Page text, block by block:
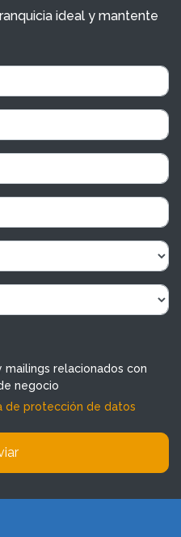
ideal y mantente
relacionados con
negocio
de protección de datos